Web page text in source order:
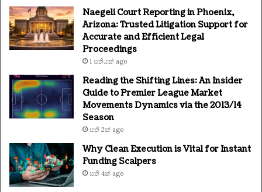
Naegeli Court Reporting in Phoenix,
Arizona: Trusted Litigation Support for
Accurate and Efficient Legal
Proceedings
1 සතියක් ago
Reading the Shifting Lines: An Insider
Guide to Premier League Market
Movements Dynamics via the 2013/14
Season
සති 2ක් ago
Why Clean Execution is Vital for Instant
Funding Scalpers
සති 4ක් ago